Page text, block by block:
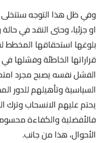
وفي ظل هذا التوجه
او جزئيا، وحتى النقد في
بلوغها استحقاقها المخطط
قراراتها الخاطئة وفشلها
الفشل نفسه يصبح مجرد
السياسية وتأهيلهم للدور
يحتم عليهم الانسحاب
فالأفضلية والكفاءة
الأحوال، هذا من جانب.